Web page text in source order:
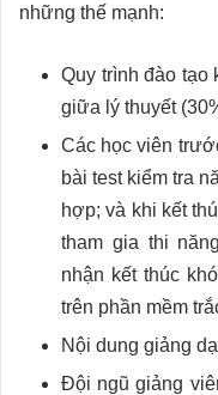
những thế mạnh:
Quy trình đào tạo
giữa lý thuyết
Các học viên
bài test kiểm tra
hợp; và khi kết
tham gia thi
nhận kết thúc
trên phần mềm
Nội dung giảng
Đội ngũ giảng